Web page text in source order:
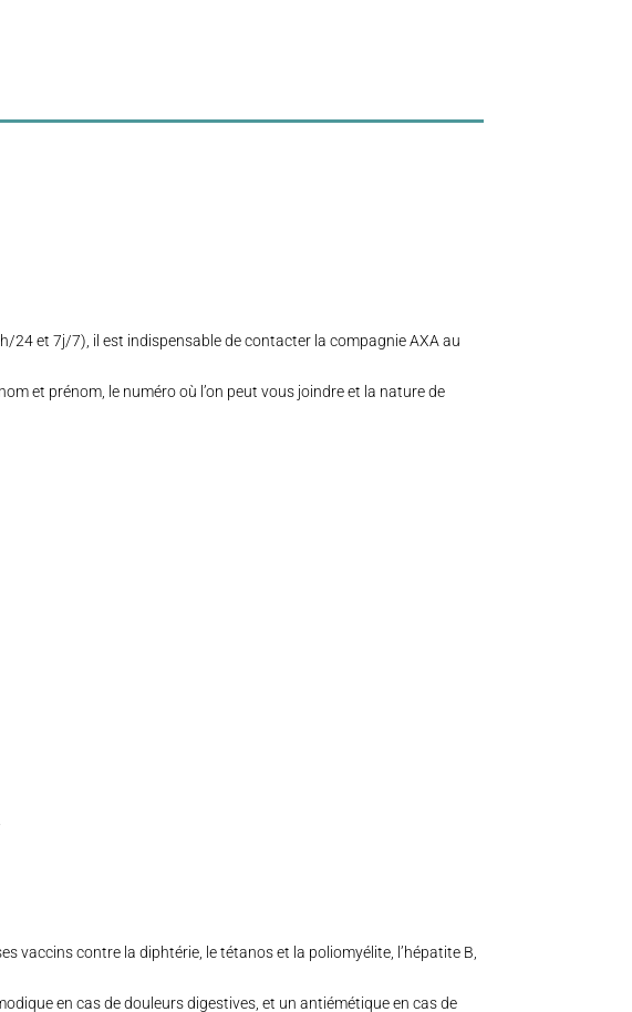
24 et 7j/7), il est indispensable de contacter la compagnie AXA au
et prénom, le numéro où l’on peut vous joindre et la nature de
vaccins contre la diphtérie, le tétanos et la poliomyélite, l’hépatite B,
en cas de douleurs digestives, et un antiémétique en cas de